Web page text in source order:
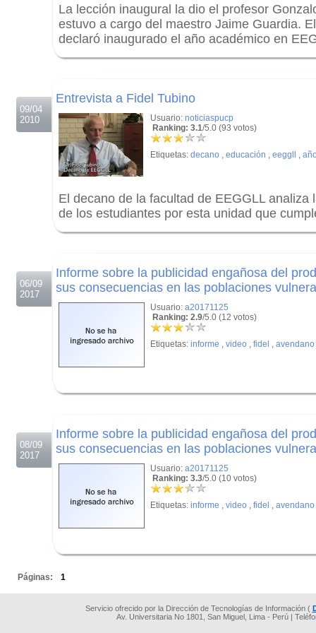
La lección inaugural la dio el profesor
estuvo a cargo del maestro Jaime Guardia.
declaró inaugurado el año académico en
09/04
2010
Entrevista a Fidel Tubino
Usuario: noticiaspucp
Ranking: 3.1/5.0 (93 votos)
Etiquetas: decano , educación , eeggll ,
El decano de la facultad de EEGGLL analiza
de los estudiantes por esta unidad que
06/09
2017
Informe sobre la publicidad engañosa del
sus consecuencias en las poblaciones
Usuario: a20171125
Ranking: 2.9/5.0 (12 votos)
Etiquetas: informe , video , fidel , avendano
08/09
2017
Informe sobre la publicidad engañosa del
sus consecuencias en las poblaciones
Usuario: a20171125
Ranking: 3.3/5.0 (10 votos)
Etiquetas: informe , video , fidel , avendano
Páginas: 1
Servicio ofrecido por la Dirección de Tecnologías de Información (
Av. Universitaria No 1801, San Miguel, Lima - Perú |